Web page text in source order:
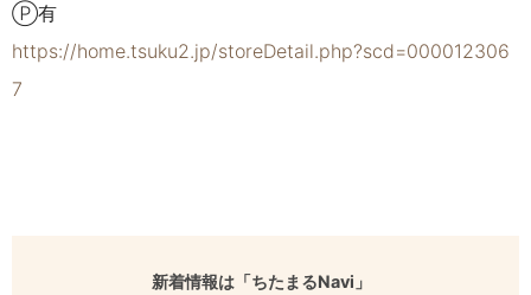
Ⓟ有
https://home.tsuku2.jp/storeDetail.php?scd=000012306
7
新着情報は「ちたまるNavi」